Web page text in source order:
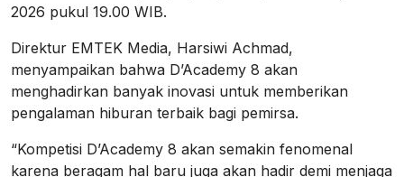
2026 pukul 19.00 WIB.
Direktur EMTEK Media, Harsiwi Achmad,
menyampaikan bahwa D’Academy 8 akan
menghadirkan banyak inovasi untuk memberikan
pengalaman hiburan terbaik bagi pemirsa.
“Kompetisi D’Academy 8 akan semakin fenomenal
karena beragam hal baru juga akan hadir demi menjaga